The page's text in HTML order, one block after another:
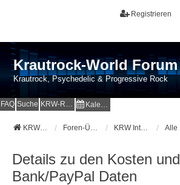
Registrieren
Krautrock-World Forum
Krautrock, Psychedelic & Progressive Rock
FAQ Suche KRW-Radio Kalender
KRW-Forum Foren-Übersicht KRW Intern - Kosten - News - Community
Details zu den Kosten und
Bank/PayPal Daten